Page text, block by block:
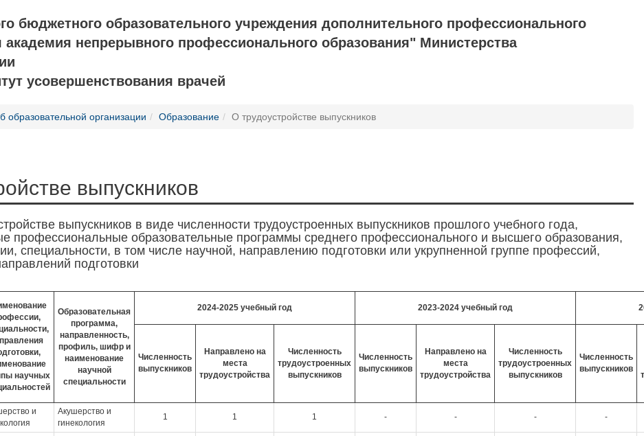
бюджетного образовательного учреждения дополнительного профессионального
непрерывного профессионального образования" Министерства
усовершенствования врачей
образовательной организации Образование О трудоустройстве выпускников
выпускников
выпускников в виде численности трудоустроенных выпускников прошлого учебного года,
профессиональные образовательные программы среднего профессионального и высшего образования,
специальности, в том числе научной, направлению подготовки или укрупненной группе профессий,
подготовки
научных
Образовательная
программа,
направленность,
профиль, шифр и
наименование
научной
специальности
2024-2025 учебный год 2023-2024 учебный год
Численность
выпускников
Направлено на
места
трудоустройства
Численность
трудоустроенных
выпускников
Численность
выпускников
Направлено на
места
трудоустройства
Численность
трудоустроенных
выпускников
Численность
выпускников
и
Акушерство и
гинекология
1 1 1 - - - -